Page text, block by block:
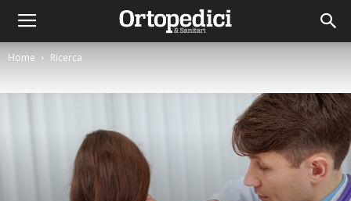
Home Ricerca